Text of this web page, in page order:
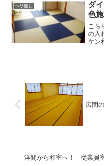
に戻
ヘリ無し
ダ
色
こち
の入
ケン
広間
洋間から和室へ！ 従業員